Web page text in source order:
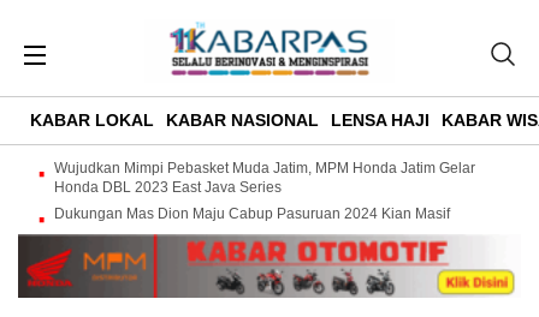
KABAR LOKAL KABAR NASIONAL LENSA HAJI KABAR
Wujudkan Mimpi Pebasket Muda Jatim, MPM Honda Jatim Gelar
Honda DBL 2023 East Java Series
Dukungan Mas Dion Maju Cabup Pasuruan 2024 Kian Masif